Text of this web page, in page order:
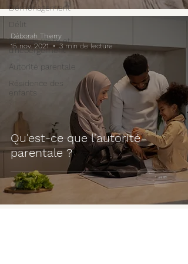
Déménagement
Délit
Droit de visite et
d'hébergement
Autorité parentale
Résidence des
enfants
Qu'est-ce que l'autorité
parentale ?
Déborah Thierry
15 nov. 2021
3 min de lecture